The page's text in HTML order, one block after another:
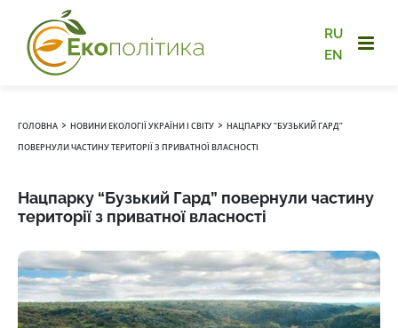
RU
EN
ГОЛОВНА › НОВИНИ ЕКОЛОГІЇ УКРАЇНИ І СВІТУ › НАЦПАРКУ “БУЗЬКИЙ ГАРД”
ПОВЕРНУЛИ ЧАСТИНУ ТЕРИТОРІЇ З ПРИВАТНОЇ ВЛАСНОСТІ
Нацпарку “Бузький Гард” повернули частину
території з приватної власності